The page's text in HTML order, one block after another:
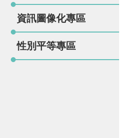
資訊圖像化專區
性別平等專區